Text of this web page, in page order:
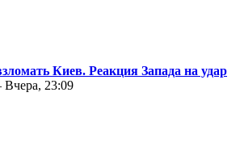
Киев. Реакция Запада на удар
23:09